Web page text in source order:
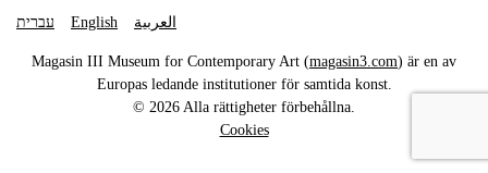
עברית English العربية
Magasin III Museum for Contemporary Art (magasin3.com) är en av
Europas ledande institutioner för samtida konst.
© 2026 Alla rättigheter förbehållna.
Cookies